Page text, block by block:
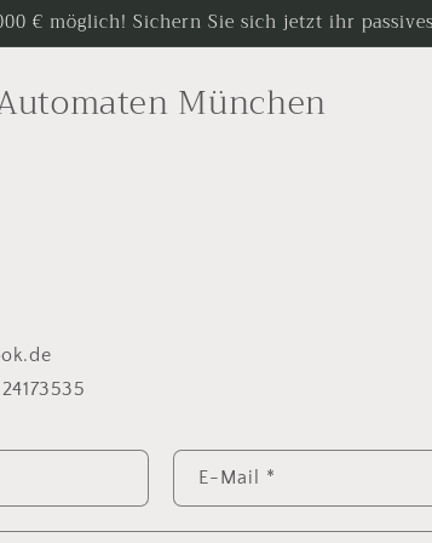
€ möglich! Sichern Sie sich jetzt ihr
München
E-Mail *